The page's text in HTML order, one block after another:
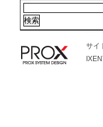
サイ